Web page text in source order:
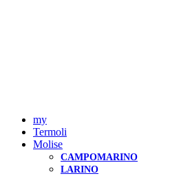
my
Termoli
Molise
CAMPOMARINO
LARINO